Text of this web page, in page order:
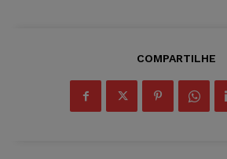
COMPARTILHE